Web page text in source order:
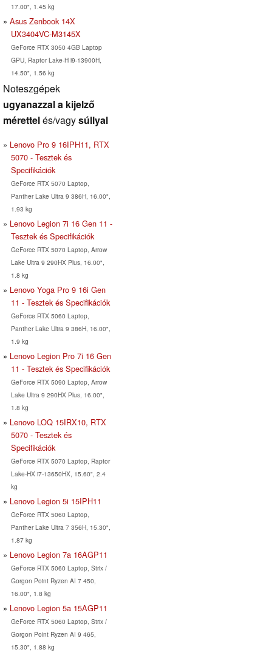
17.00", 1.45 kg
Asus Zenbook 14X
UX3404VC-M3145X
GeForce RTX 3050 4GB Laptop
GPU, Raptor Lake-H i9-13900H,
14.50", 1.56 kg
Noteszgépek
ugyanazzal a kijelző
mérettelés/vagysúllyal
Lenovo Pro 9 16IPH11, RTX
5070 - Tesztek és
Specifikációk
GeForce RTX 5070 Laptop,
Panther Lake Ultra 9 386H, 16.00",
1.93 kg
Lenovo Legion 7i 16 Gen 11 -
Tesztek és Specifikációk
GeForce RTX 5070 Laptop, Arrow
Lake Ultra 9 290HX Plus, 16.00",
1.8 kg
Lenovo Yoga Pro 9 16i Gen
11 - Tesztek és Specifikációk
GeForce RTX 5060 Laptop,
Panther Lake Ultra 9 386H, 16.00",
1.9 kg
Lenovo Legion Pro 7i 16 Gen
11 - Tesztek és Specifikációk
GeForce RTX 5090 Laptop, Arrow
Lake Ultra 9 290HX Plus, 16.00",
1.8 kg
Lenovo LOQ 15IRX10, RTX
5070 - Tesztek és
Specifikációk
GeForce RTX 5070 Laptop, Raptor
Lake-HX i7-13650HX, 15.60", 2.4
kg
Lenovo Legion 5i 15IPH11
GeForce RTX 5060 Laptop,
Panther Lake Ultra 7 356H, 15.30",
1.87 kg
Lenovo Legion 7a 16AGP11
GeForce RTX 5060 Laptop, Strix /
Gorgon Point Ryzen AI 7 450,
16.00", 1.8 kg
Lenovo Legion 5a 15AGP11
GeForce RTX 5060 Laptop, Strix /
Gorgon Point Ryzen AI 9 465,
15.30", 1.88 kg